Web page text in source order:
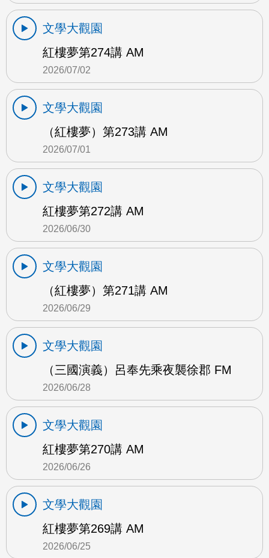
文學大觀園
紅樓夢第274講 AM
2026/07/02
文學大觀園
（紅樓夢）第273講 AM
2026/07/01
文學大觀園
紅樓夢第272講 AM
2026/06/30
文學大觀園
（紅樓夢）第271講 AM
2026/06/29
文學大觀園
（三國演義）呂奉先乘夜襲徐郡 FM
2026/06/28
文學大觀園
紅樓夢第270講 AM
2026/06/26
文學大觀園
紅樓夢第269講 AM
2026/06/25